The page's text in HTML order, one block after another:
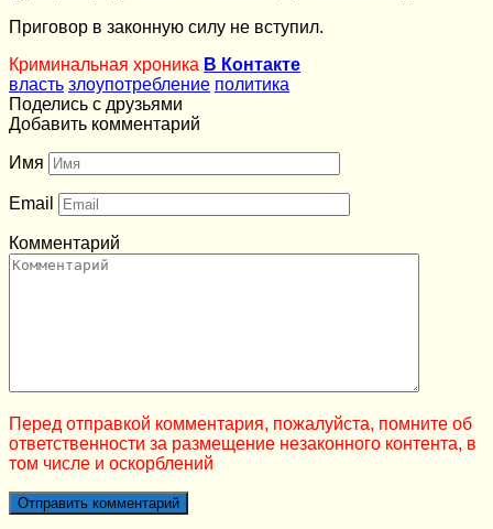
Приговор в законную силу не вступил.
Криминальная хроника В Контакте
власть злоупотребление политика
Поделись с друзьями
Добавить комментарий
Имя
Email
Комментарий
Перед отправкой комментария, пожалуйста, помните об
ответственности за размещение незаконного контента, в
том числе и оскорблений